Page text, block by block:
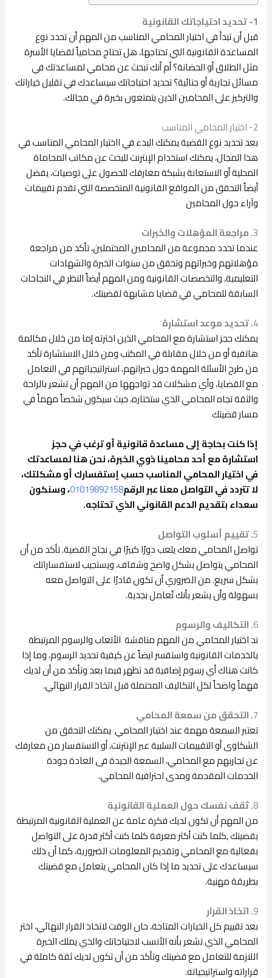
1- تحديد احتياجاتك القانونية
قبل أن تبدأ في اختيار المحامي المناسب من المهم أن تحدد نوع
المساعدة القانونية التي تحتاجها، هل تحتاج محامياً لقضايا الأسرة
مثل الطلاق أو الحضانة؟ أم أنك تبحث عن محامي لمساعدتك في
مسائل تجارية أو جنائية؟ تحديد احتياجاتك سيساعدك في تقليل خياراتك
والتركيز على المحامين الذين يتمتعون بخبرة في مجالك.
2- اختيار المحامي المناسب
بعد تحديد نوع القضية يمكنك البدء في ااختيار المحامي المناسب في
هذا المجال، يمكنك استخدام الإنترنت للبحث عن مكاتب المحاماة
المحلية أو الاستعانة بشبكة معارفك للحصول على توصيات، يفضل
أيضاً التحقق من المواقع القانونية المتخصصة التي تقدم تقييمات
وآراء حول المحامين
3. مراجعة المؤهلات والخبرات
عندما تحدد مجموعة من المحامين المحتملين، تأكد من مراجعة
مؤهلاتهم وخبراتهم وتحقق من سنوات الخبرة والشهادات
التعليمية، والتخصصات القانونية ومن المهم أيضاً النظر في النجاحات
السابقة للمحامي في قضايا مشابهة لقضيتك.
4. تحديد موعد استشارة
يمكنك حجز استشارة مع المحامي الذين اخترته إما من خلال مكالمة
هاتفية أو من خلال مقابلة في المكتب ومن خلال الاستشارة تأكد
من طرح الأسئلة المهمة حول خبراتهم، استراتيجياتهم في التعامل
مع القضايا، وأي مشكلات قد تواجهها من المهم أن تشعر بالراحة
والثقة تجاه المحامي الذي ستختاره، حيث سيكون شخصاً مهماً في
مسار قضيتك
إذا كنت بحاجة إلى مساعدة قانونية أو ترغب في حجز
استشارة مع أحد محامينا ذوي الخبرة، نحن هنا لمساعدتك
في اختيار المحامي المناسب حسب إستفسارك أو مشكلتك،
لا تتردد في التواصل معنا عبر الرقم01019892158، وسنكون
سعداء بتقديم الدعم القانوني الذي تحتاجه.
5. تقييم أسلوب التواصل
تواصل المحامي معك يلعب دورًا كبيرًا في نجاح القضية. تأكد من أن
المحامي يتواصل بشكل واضح وشفاف، ويستجيب لاستفساراتك
بشكل سريع. من الضروري أن تكون قادرًا على التواصل معه
بسهولة وأن يشعر بأنك تُعامل بجدية.
6. التكاليف والرسوم
ند اختيار المحامي من المهم مناقشة الأتعاب والرسوم المرتبطة
بالخدمات القانونية واستفسر ايضاً عن كيفية تحديد الرسوم، وما إذا
كانت هناك أي رسوم إضافية قد تظهر فيما بعد وتأكد من أن لديك
فهماً واضحاً لكل التكاليف المحتملة قبل اتخاذ القرار النهائي.
7. التحقق من سمعة المحامي
تعتبر السمعة مهمة عند اختيار المحامي يمكنك التحقق من
الشكاوى أو التقييمات السلبية عبر الإنترنت، أو الاستفسار من معارفك
عن تجاربهم مع المحامي، السمعة الجيدة فى العادة جودة
الخدمات المقدمة ومدى احترافية المحامي.
8. ثقف نفسك حول العملية القانونية
من المهم أن تكون لديك فكرة عامة عن العملية القانونية المرتبطة
بقضيتك ,كلما كنت أكثر معرفة كلما كنت أكثر قدرة على التواصل
بفعالية مع المحامي وتقديم المعلومات الضرورية، كما أن ذلك
سيساعدك على تحديد ما إذا كان المحامي يتعامل مع قضيتك
بطريقة مهنية.
9. اتخاذ القرار
بعد تقييم كل الخيارات المتاحة، حان الوقت لاتخاذ القرار النهائي، اختر
المحامي الذي تشعر بأنه الأنسب لاحتياجاتك والذي يملك الخبرة
اللازمة للتعامل مع قضيتك وتأكد من أن تكون لديك ثقة كاملة في
قراراته واستراتيجياته.